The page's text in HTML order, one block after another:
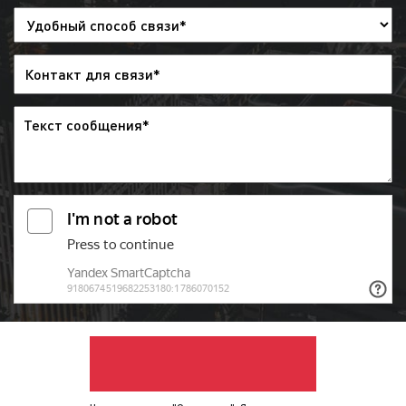
предоставить запись выхода рекламы.
Обращаем внимание, что наша компания
не отслеживает выходы рекламы
заказчика на радио. Рекламодатель
может самостоятельно отслеживать
корректность выхода рекламы на радио с
Итак, как видим, процесс размещения
рекламы на радио является довольно
простым. В среднем для размещения рекламы
необходимо 5-7 рабочих дней при условии, что
у заказчика нет рекламного ролика. В случае,
если рекламодатель предоставляет готовый
рекламный материал процесс размещения